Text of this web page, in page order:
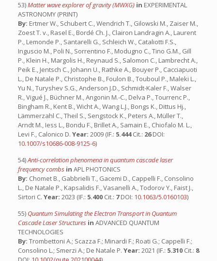
53)Matter wave explorer of gravity (MWXG) in EXPERIMENTAL
ASTRONOMY (PRINT)
By: Ertmer W., Schubert C., Wendrich T., Gilowski M., Zaiser M.,
Zoest T. v., Rasel E., Bordé Ch. J., Clairon Landragin A., Laurent
P., Lemonde P., Santarelli G., Schleich W., Cataliotti F.S.,
Inguscio M., Poli N., Sorrentino F., Modugno C., Tino G.M., Gill
P., Klein H., Margolis H., Reynaud S., Salomon C., Lambrecht A.,
Peik E., Jentsch C., Johann U., Rathke A., Bouyer P., Cacciapuoti
L., De Natale P., Christophe B., Foulon B., Touboul P., Maleki L.,
Yu N., Turyshev S.G., Anderson J.D., Schmidt-Kaler F., Walser
R., Vigué J., Büchner M., Angonin M.-C., Delva P., Tourrenc P.,
Bingham R., Kent B., Wicht A., Wang L.J., Bongs K., Dittus Hj.,
Lämmerzahl C., Theil S., Sengstock K., Peters A., Müller T.,
Arndt M., Iess L., Bondu F., Brillet A., Samain E., Chiofalo M. L.,
Levi F., Calonico D. Year: 2009 (IF.: 5.444Cit.: 26DOI:
10.1007/s10686-008-9125-6)
54)Anti-correlation phenomena in quantum cascade laser
frequency combs in APL PHOTONICS
By: Chomet B., Gabbrielli T., Gacemi D., Cappelli F., Consolino
L., De Natale P., Kapsalidis F., Vasanelli A., Todorov Y., Faist J.,
Sirtori C. Year: 2023 (IF.: 5.400 Cit.: 7DOI: 10.1063/5.0160103)
55) Quantum Simulating the Electron Transport in Quantum
Cascade Laser Structures in ADVANCED QUANTUM
TECHNOLOGIES
By: Trombettoni A.; Scazza F.; Minardi F.; Roati G.; Cappelli F.;
Consolino L.; Smerzi A.; De Natale P. Year: 2021 (IF.: 5.310 Cit.: 8